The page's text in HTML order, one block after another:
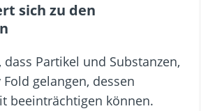
sich zu den
dass Partikel und Substanzen,
gelangen, dessen
beeinträchtigen können.